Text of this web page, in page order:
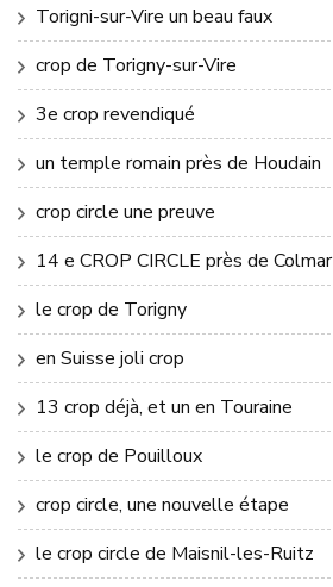
Torigni-sur-Vire un beau faux
crop de Torigny-sur-Vire
3e crop revendiqué
un temple romain près de Houdain
crop circle une preuve
14 e CROP CIRCLE près de Colmar
le crop de Torigny
en Suisse joli crop
13 crop déjà, et un en Touraine
le crop de Pouilloux
crop circle, une nouvelle étape
le crop circle de Maisnil-les-Ruitz